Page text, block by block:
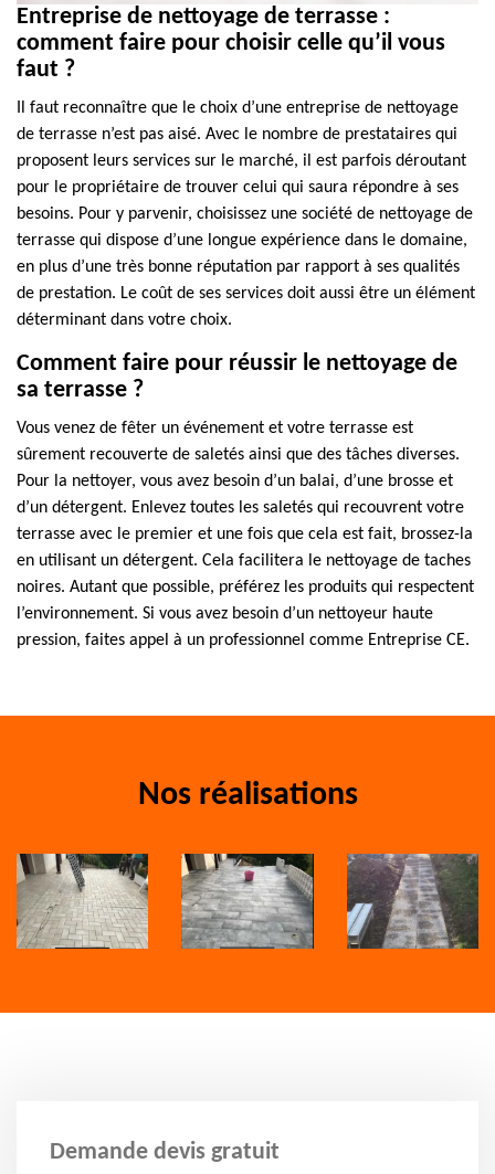
Entreprise de nettoyage de terrasse :
comment faire pour choisir celle qu’il vous
faut ?
Il faut reconnaître que le choix d’une entreprise de nettoyage
de terrasse n’est pas aisé. Avec le nombre de prestataires qui
proposent leurs services sur le marché, il est parfois déroutant
pour le propriétaire de trouver celui qui saura répondre à ses
besoins. Pour y parvenir, choisissez une société de nettoyage de
terrasse qui dispose d’une longue expérience dans le domaine,
en plus d’une très bonne réputation par rapport à ses qualités
de prestation. Le coût de ses services doit aussi être un élément
déterminant dans votre choix.
Comment faire pour réussir le nettoyage de
sa terrasse ?
Vous venez de fêter un événement et votre terrasse est
sûrement recouverte de saletés ainsi que des tâches diverses.
Pour la nettoyer, vous avez besoin d’un balai, d’une brosse et
d’un détergent. Enlevez toutes les saletés qui recouvrent votre
terrasse avec le premier et une fois que cela est fait, brossez-la
en utilisant un détergent. Cela facilitera le nettoyage de taches
noires. Autant que possible, préférez les produits qui respectent
l’environnement. Si vous avez besoin d’un nettoyeur haute
pression, faites appel à un professionnel comme Entreprise CE.
Nos réalisations
Demande devis gratuit